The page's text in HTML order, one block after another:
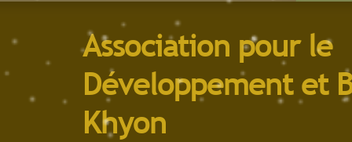
Association pour le
Développement et
Khyon